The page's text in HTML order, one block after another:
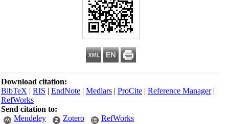
Download citation:
BibTeX|RIS|EndNote|Medlars|ProCite|Reference Manager
RefWorks
Send citation to:
Mendeley
Zotero RefWorks